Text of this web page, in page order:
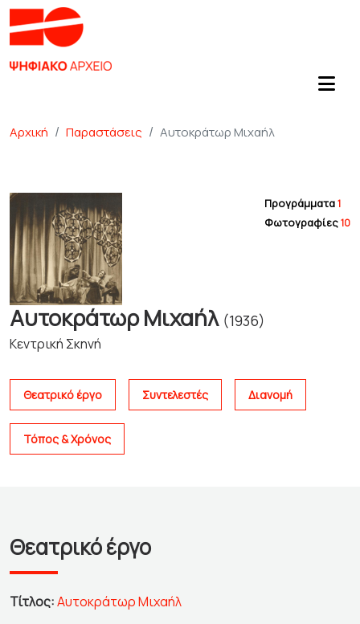
Αρχική Παραστάσεις Αυτοκράτωρ Μιχαήλ
Προγράμματα 1
Φωτογραφίες 10
Αυτοκράτωρ Μιχαήλ (1936)
Κεντρική Σκηνή
Θεατρικό έργο Συντελεστές Διανομή
Τόπος & Χρόνος
Θεατρικό έργο
Τίτλος:Αυτοκράτωρ Μιχαήλ